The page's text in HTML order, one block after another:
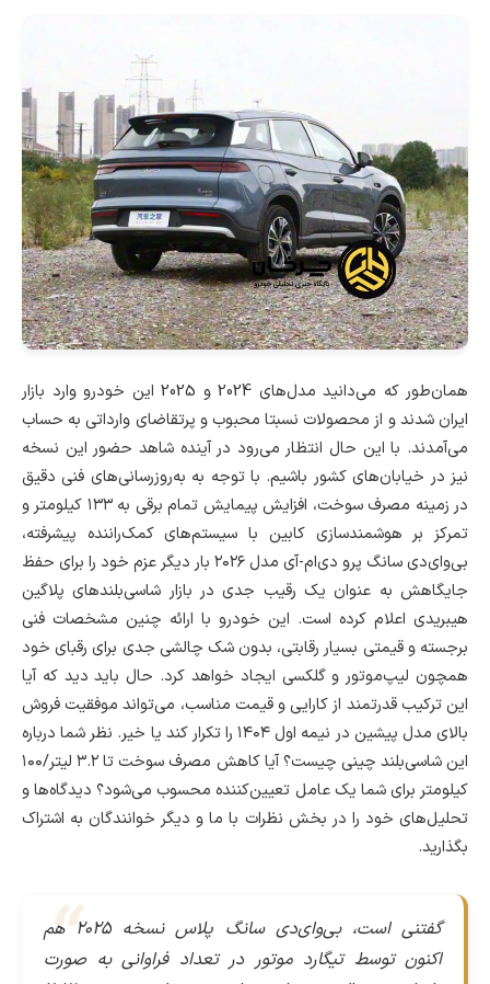
همان‌طور که می‌دانید مدل‌های 2024 و 2025 این خودرو وارد بازار
ایران شدند و از محصولات نسبتا محبوب و پرتقاضای وارداتی به حساب
می‌آمدند. با این حال انتظار می‌رود در آینده شاهد حضور این نسخه
نیز در خیابان‌های کشور باشیم. با توجه به به‌روزرسانی‌های فنی دقیق
در زمینه مصرف سوخت، افزایش پیمایش تمام برقی به ۱۳۳ کیلومتر و
تمرکز بر هوشمندسازی کابین با سیستم‌های کمک‌راننده پیشرفته،
بی‌وای‌دی سانگ پرو دی‌ام-آی مدل ۲۰۲۶ بار دیگر عزم خود را برای حفظ
جایگاهش به عنوان یک رقیب جدی در بازار شاسی‌بلندهای پلاگین
هیبریدی اعلام کرده است. این خودرو با ارائه چنین مشخصات فنی
برجسته و قیمتی بسیار رقابتی، بدون شک چالشی جدی برای رقبای خود
همچون لیپ‌موتور و گلکسی ایجاد خواهد کرد. حال باید دید که آیا
این ترکیب قدرتمند از کارایی و قیمت مناسب، می‌تواند موفقیت فروش
بالای مدل پیشین در نیمه اول ۱۴۰۴ را تکرار کند یا خیر. نظر شما درباره
این شاسی‌بلند چینی چیست؟ آیا کاهش مصرف سوخت تا ۳.۲ لیتر/۱۰۰
کیلومتر برای شما یک عامل تعیین‌کننده محسوب می‌شود؟ دیدگاه‌ها و
تحلیل‌های خود را در بخش نظرات با ما و دیگر خوانندگان به اشتراک
بگذارید.
گفتنی است، بی‌وای‌دی سانگ پلاس نسخه ۲۰۲۵ هم
اکنون توسط تیگارد موتور در تعداد فراوانی به صورت